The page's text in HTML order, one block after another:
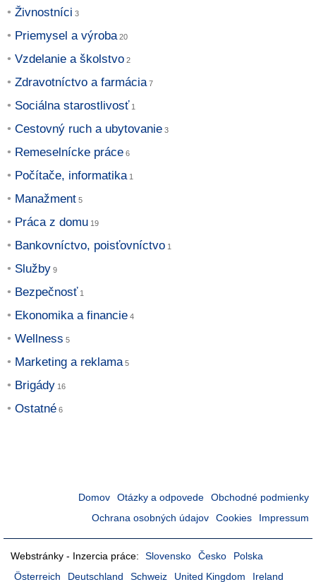
Živnostníci
Priemysel a výroba
Vzdelanie a školstvo
Zdravotníctvo a farmácia
Sociálna starostlivosť
Cestovný ruch a ubytovanie
Remeselnícke práce
Počítače, informatika
Manažment
Práca z domu
Bankovníctvo, poisťovníctvo
Služby
Bezpečnosť
Ekonomika a financie
Wellness
Marketing a reklama
Brigády
Ostatné
Domov Otázky a odpovede
Obchodné podmienky
Ochrana osobných údajov
Cookies Impressum
Webstránky - Inzercia práce: Slovensko Česko
Polska
Österreich
Deutschland Schweiz United Kingdom Ireland